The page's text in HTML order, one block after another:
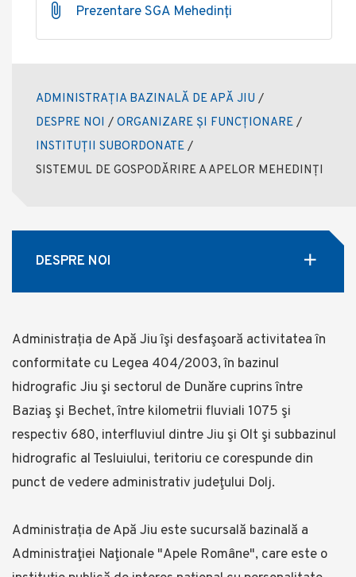
Prezentare SGA Mehedinți
ADMINISTRAȚIA BAZINALĂ DE APĂ JIU /
DESPRE NOI / ORGANIZARE ȘI FUNCȚIONARE /
INSTITUȚII SUBORDONATE /
SISTEMUL DE GOSPODĂRIRE A APELOR MEHEDINȚI
DESPRE NOI
Administrația de Apă Jiu îşi desfaşoară activitatea în
conformitate cu Legea 404/2003, în bazinul
hidrografic Jiu şi sectorul de Dunăre cuprins între
Baziaş şi Bechet, între kilometrii fluviali 1075 şi
respectiv 680, interfluviul dintre Jiu şi Olt şi subbazinul
hidrografic al Tesluiului, teritoriu ce corespunde din
punct de vedere administrativ judeţului Dolj.
Administrația de Apă Jiu este sucursală bazinală a
Administraţiei Naţionale "Apele Române", care este o